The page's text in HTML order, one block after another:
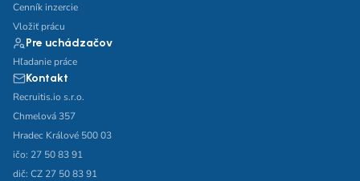
Cenník inzercie
Vložiť prácu
Pre uchádzačov
Hľadanie práce
Kontakt
Recruitis.io s.r.o.
Chmelová 357
Hradec Králové 500 03
ičo: 27 50 83 91
dič: CZ 27 50 83 91